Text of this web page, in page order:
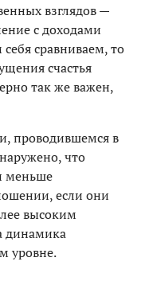
взглядов —
с доходами
сравниваем, то
счастья
так же важен,
проводившемся в
что
меньше
если они
высоким
динамика
уровне.